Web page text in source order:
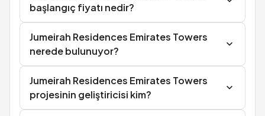
başlangıç fiyatı nedir?
Jumeirah Residences Emirates Towers
nerede bulunuyor?
Jumeirah Residences Emirates Towers
projesinin geliştiricisi kim?